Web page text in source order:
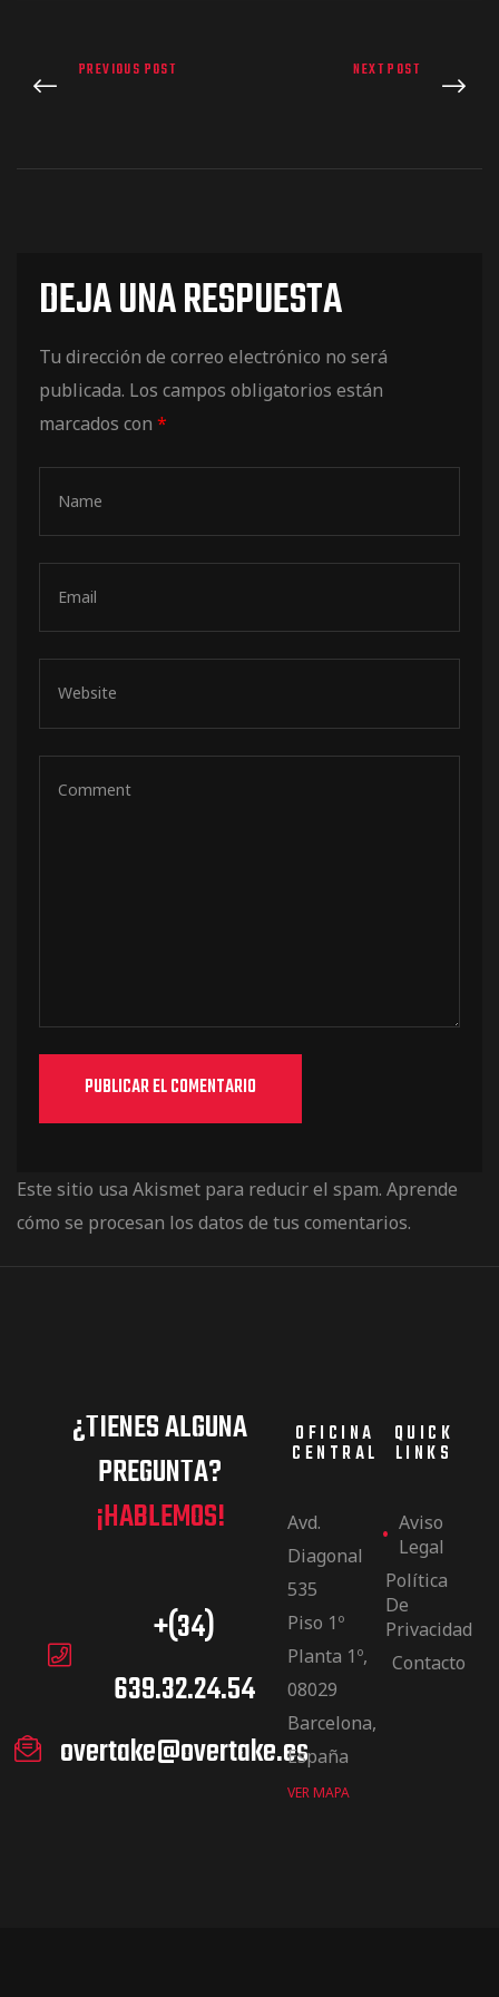
PREVIOUS POST NEXT POST
DEJA UNA RESPUESTA
Tu dirección de correo electrónico no será
publicada. Los campos obligatorios están
marcados con *
Este sitio usa Akismet para reducir el spam. Aprende
cómo se procesan los datos de tus comentarios.
¿TIENES ALGUNA
PREGUNTA?
¡HABLEMOS!
+(34)
639.32.24.54
overtake@overtake.es
OFICINA
CENTRAL
Avd.
Diagonal
535
Piso 1º
Planta 1º,
08029
Barcelona,
España
VER MAPA
QUICK
LINKS
Aviso
Legal
Política
De
Privacidad
Contacto